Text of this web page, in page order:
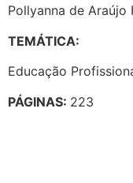
Pollyanna de Araújo
TEMÁTICA:
Educação
PÁGINAS: 223